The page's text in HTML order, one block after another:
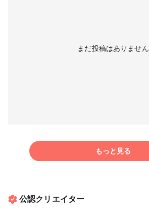
まだ投稿はありません
もっと見る
公認クリエイター